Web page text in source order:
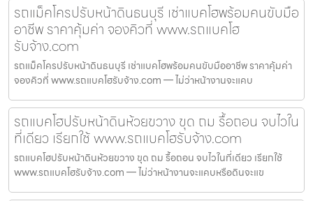
รถแม็คโครปรับหน้าดินธนบุรี เช่าแบคโฮพร้อมคนขับมือ
อาชีพ ราคาคุ้มค่า จองคิวที่ www.รถแบคโฮ
รับจ้าง.com
รถแม็คโครปรับหน้าดินธนบุรี เช่าแบคโฮพร้อมคนขับมืออาชีพ ราคาคุ้มค่า
จองคิวที่ www.รถแบคโฮรับจ้าง.com — ไม่ว่าหน้างานจะแคบ
รถแบคโฮปรับหน้าดินห้วยขวาง ขุด ถม รื้อถอน จบไวใน
ที่เดียว เรียกใช้ www.รถแบคโฮรับจ้าง.com
รถแบคโฮปรับหน้าดินห้วยขวาง ขุด ถม รื้อถอน จบไวในที่เดียว เรียกใช้
www.รถแบคโฮรับจ้าง.com — ไม่ว่าหน้างานจะแคบหรือดินจะแข